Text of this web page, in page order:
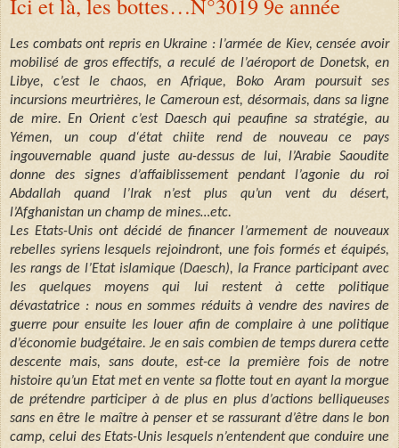
Ici et là, les bottes…N°3019 9e année
Les combats ont repris en Ukraine : l’armée de Kiev, censée avoir
mobilisé de gros effectifs, a reculé de l’aéroport de Donetsk, en
Libye, c’est le chaos, en Afrique, Boko Aram poursuit ses
incursions meurtrières, le Cameroun est, désormais, dans sa ligne
de mire. En Orient c’est Daesch qui peaufine sa stratégie, au
Yémen, un coup d‘état chiite rend de nouveau ce pays
ingouvernable quand juste au-dessus de lui, l’Arabie Saoudite
donne des signes d’affaiblissement pendant l’agonie du roi
Abdallah quand l’Irak n’est plus qu’un vent du désert,
l’Afghanistan un champ de mines…etc.
Les Etats-Unis ont décidé de financer l’armement de nouveaux
rebelles syriens lesquels rejoindront, une fois formés et équipés,
les rangs de l’Etat islamique (Daesch), la France participant avec
les quelques moyens qui lui restent à cette politique
dévastatrice : nous en sommes réduits à vendre des navires de
guerre pour ensuite les louer afin de complaire à une politique
d’économie budgétaire. Je en sais combien de temps durera cette
descente mais, sans doute, est-ce la première fois de notre
histoire qu’un Etat met en vente sa flotte tout en ayant la morgue
de prétendre participer à de plus en plus d’actions belliqueuses
sans en être le maître à penser et se rassurant d’être dans le bon
camp, celui des Etats-Unis lesquels n’entendent que conduire une